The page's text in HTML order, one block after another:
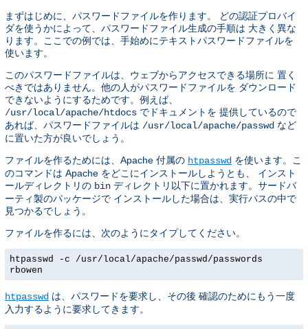
まずはじめに、パスワードファイルを作ります。 どの認証プロバイ
ダを使うかによって、パスワードファイル生成の手順は 大きく異な
ります。ここでの例では、手始めにテキストパスワードファイルを
使います。
このパスワードファイルは、ウェブからアクセスできる場所に 置く
べきではありません。他の人がパスワードファイルを ダウンロード
できないようにするためです。例えば、
/usr/local/apache/htdocs でドキュメントを 提供しているので
あれば、パスワードファイルは /usr/local/apache/passwd など
に置いた方が良いでしょう。
ファイルを作るためには、Apache 付属の htpasswd を使います。こ
のコマンドは Apache をどこにインストールしようとも、 インスト
ールディレクトリの bin ディレクトリ以下に置かれます。サードバ
ーティ製のパッケージで インストールした場合は、実行パスの中で
見つかるでしょう。
ファイルを作るには、次のようにタイプしてください。
htpasswd -c /usr/local/apache/passwd/passwords
rbowen
htpasswd は、パスワードを要求し、その後 確認のためにもう一度
入力するように要求してきます。